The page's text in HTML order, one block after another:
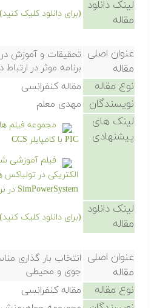
لینک دانلود
مقاله
(برای دانلود کلیک کنید)
عنوان اصلی
مقاله
تحقیقات و آموزش
برنامه موثر در
نوع مقاله مقاله کنفرانسی
نویسندگان مهدی معلم
لینک های
پیشنهادی
مجموعه فیلم
PIC با کامپایلر CCS
فیلم آموزشی
SimPowerSystem در نرم افزار متلب
لینک دانلود
مقاله
(برای دانلود کلیک کنید)
عنوان اصلی
مقاله
انتخاب بار گذاری
جوی و محیطی
نوع مقاله مقاله کنفرانسی